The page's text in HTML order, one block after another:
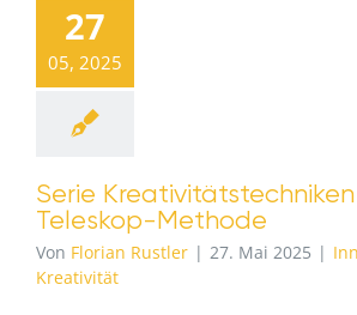
27
05, 2025
Serie
Teleskop-Methode
Von Florian Rustler | 27. Mai 2025 |
Kreativität